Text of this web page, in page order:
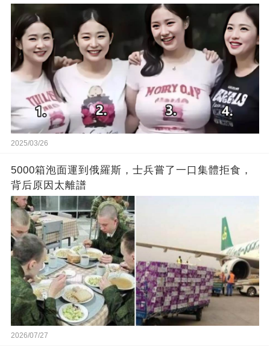
2025/03/26
5000箱泡面運到俄羅斯，士兵嘗了一口集體拒食，
背后原因太離譜
2026/07/27